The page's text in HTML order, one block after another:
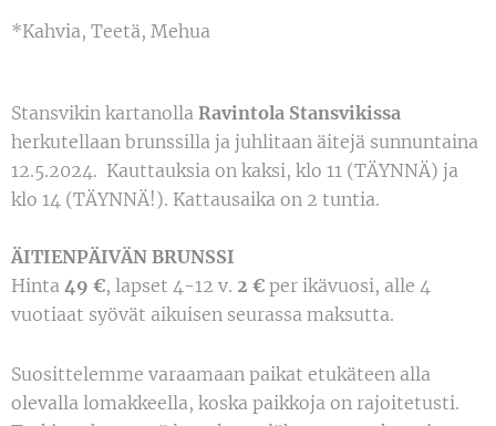
*Kahvia, Teetä, Mehua
Stansvikin kartanolla Ravintola Stansvikissa
herkutellaan brunssilla ja juhlitaan äitejä sunnuntaina
12.5.2024. Kauttauksia on kaksi, klo 11 (TÄYNNÄ) ja
klo 14 (TÄYNNÄ!). Kattausaika on 2 tuntia.
ÄITIENPÄIVÄN BRUNSSI
Hinta 49 €, lapset 4-12 v. 2 € per ikävuosi, alle 4
vuotiaat syövät aikuisen seurassa maksutta.
Suosittelemme varaamaan paikat etukäteen alla
olevalla lomakkeella, koska paikkoja on rajoitetusti.